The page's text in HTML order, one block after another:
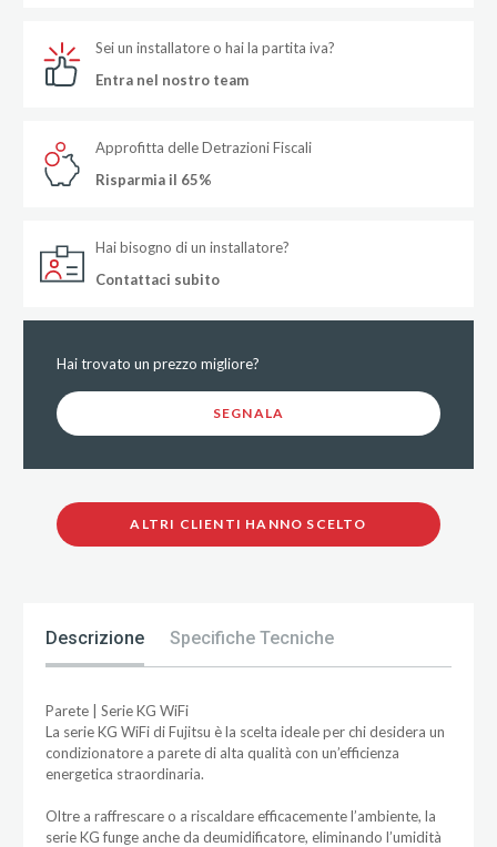
Sei un installatore o hai la partita iva?
Entra nel nostro team
Approfitta delle Detrazioni Fiscali
Risparmia il 65%
Hai bisogno di un installatore?
Contattaci subito
Hai trovato un prezzo migliore?
SEGNALA
ALTRI CLIENTI HANNO SCELTO
Descrizione Specifiche Tecniche
Parete | Serie KG WiFi
La serie KG WiFi di Fujitsu è la scelta ideale per chi desidera un
condizionatore a parete di alta qualità con un’efficienza
energetica straordinaria.
Oltre a raffrescare o a riscaldare efficacemente l’ambiente, la
serie KG funge anche da deumidificatore, eliminando l’umidità